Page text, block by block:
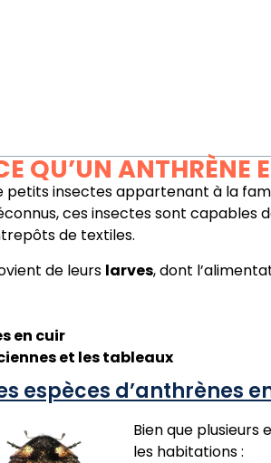
QU’UN ANTHRÈNE
petits insectes appartenant à la
ces insectes sont capables
de textiles.
de leurs larves, dont
en cuir
et les tableaux
espèces d’anthrènes
Bien que plusieurs
les habitations :